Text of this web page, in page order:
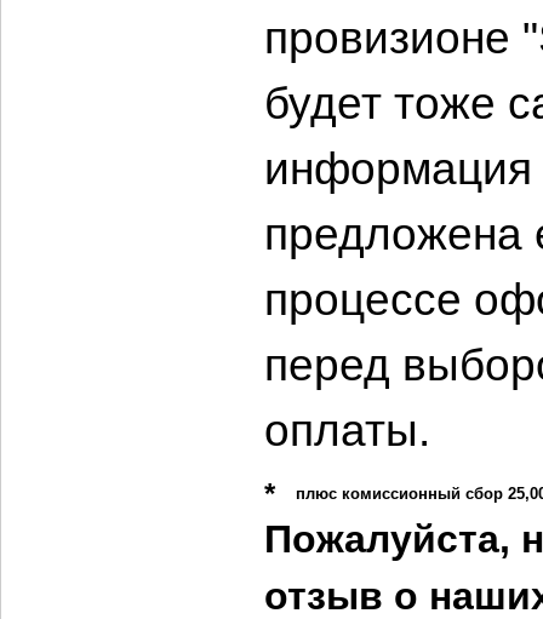
провизионе
будет тоже
информация
предложена
процессе
перед
оплаты.
* плюс комиссионный сбор
Пожалуйста,
отзыв о